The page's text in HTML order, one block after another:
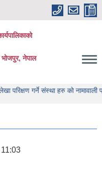
भोजपुर, नेपाल
गर्ने संस्था हरु को नामावाली प्रकाशन